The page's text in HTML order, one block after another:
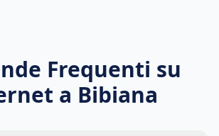
Frequenti su
a Bibiana